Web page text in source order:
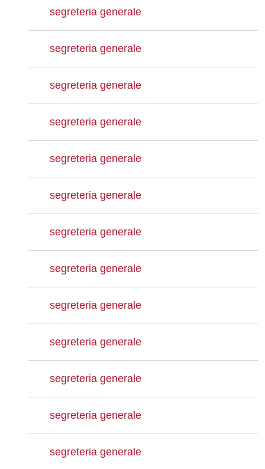
segreteria generale
segreteria generale
segreteria generale
segreteria generale
segreteria generale
segreteria generale
segreteria generale
segreteria generale
segreteria generale
segreteria generale
segreteria generale
segreteria generale
segreteria generale